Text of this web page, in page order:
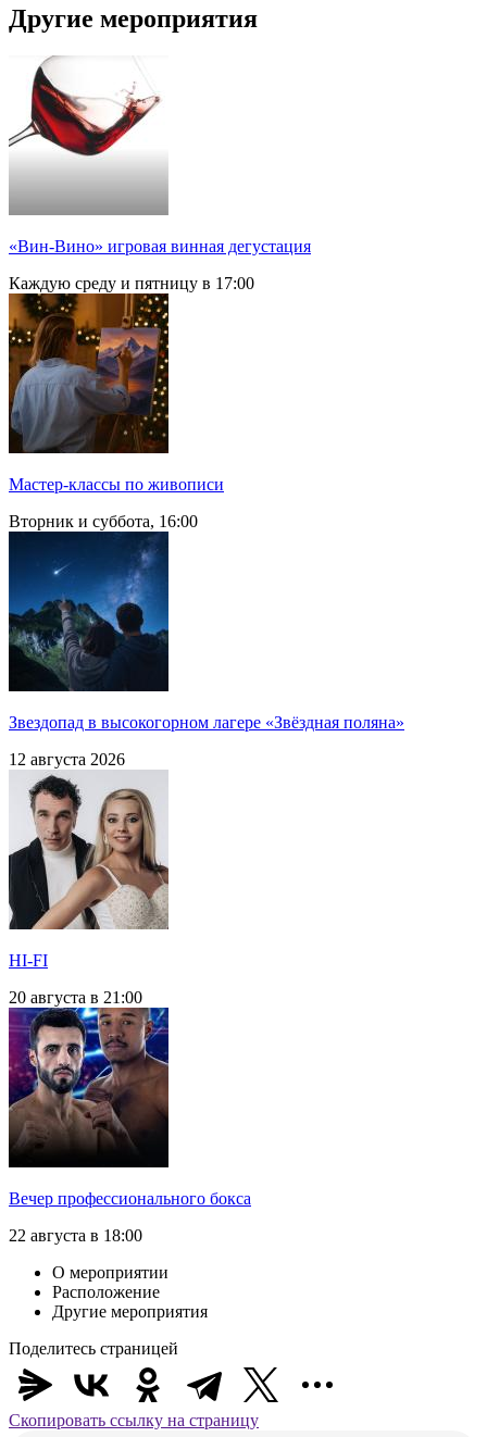
Другие мероприятия
«Вин-Вино» игровая винная дегустация
Каждую среду и пятницу в 17:00
Мастер-классы по живописи
Вторник и суббота, 16:00
Звездопад в высокогорном лагере «Звёздная поляна»
12 августа 2026
HI-FI
20 августа в 21:00
Вечер профессионального бокса
22 августа в 18:00
О мероприятии
Расположение
Другие мероприятия
Поделитесь страницей
Скопировать ссылку на страницу